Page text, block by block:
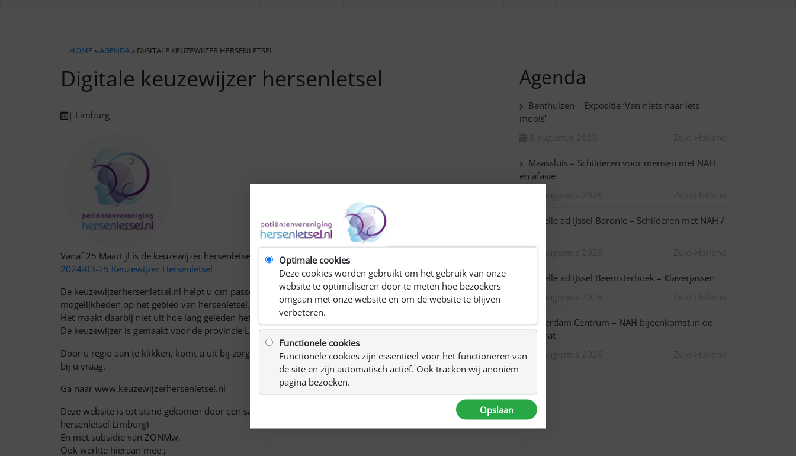
HOME »AGENDA » DIGITALE KEUZEWIJZER HERSENLETSEL
Digitale keuzewijzer hersenletsel
| Limburg
Vanaf 25 Maart jl is de keuzewijzer hersenletsel live gegaan.
2024-03-25 Keuzewijzer Hersenletsel
De keuzewijzerhersenletsel.nl helpt u om passende zorg en ondersteuning te vinden, als u vragen heeft over
mogelijkheden op het gebied van hersenletsel.
Het maakt daarbij niet uit hoe lang geleden het hersenletsel is opgetreden.
De keuzewijzer is gemaakt voor de provincie Limburg.
Door u regio aan te klikken, komt u uit bij zorg en ondersteuningsmogelijkheden bij u in de buurt die passen
bij u vraag.
Ga naar www.keuzewijzerhersenletsel.nl
Deze website is tot stand gekomen door een samenwerking tussen SGL ADELANTE en EHL(Expertisecentrum
hersenletsel Limburg)
En met subsidie van ZONMw.
Ook werkte hieraan mee ;
Agenda
Benthuizen – Expositie ‘Van niets naar iets
moois’
Maassluis – Schilderen voor mensen met NAH
en afasie
Capelle ad IJssel Baronie – Schilderen met NAH /
10 augustus 2026
Capelle ad IJssel Beemsterhoek – Klaverjassen
Rotterdam Centrum – NAH bijeenkomst in de
Kipstraat
Optimale cookies
Deze cookies worden gebruikt om het gebruik van onze
website te optimaliseren door te meten hoe bezoekers
omgaan met onze website en om de website te blijven
verbeteren.
Functionele cookies
Functionele cookies zijn essentieel voor het functioneren van
de site en zijn automatisch actief. Ook tracken wij anoniem
pagina bezoeken.
Opslaan